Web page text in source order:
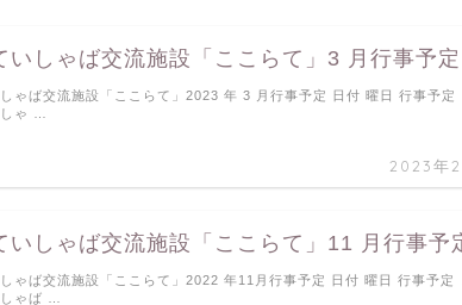
いしゃば交流施設「ここらて」3 月行事予定
2023年
ゃば交流施設「ここらて」2023 年 3 月行事予定 日付 曜日 行事予定
ゃ …
いしゃば交流施設「ここらて」11 月行事予
ゃば交流施設「ここらて」2022 年11月行事予定 日付 曜日 行事予定
ゃば …